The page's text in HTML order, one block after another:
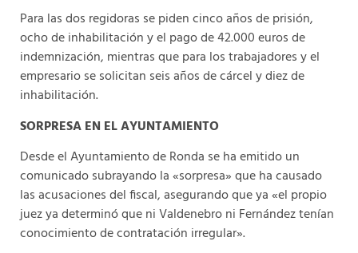
Para las dos regidoras se piden cinco años de prisión,
ocho de inhabilitación y el pago de 42.000 euros de
indemnización, mientras que para los trabajadores y el
empresario se solicitan seis años de cárcel y diez de
inhabilitación.
SORPRESA EN EL AYUNTAMIENTO
Desde el Ayuntamiento de Ronda se ha emitido un
comunicado subrayando la «sorpresa» que ha causado
las acusaciones del fiscal, asegurando que ya «el propio
juez ya determinó que ni Valdenebro ni Fernández tenían
conocimiento de contratación irregular».